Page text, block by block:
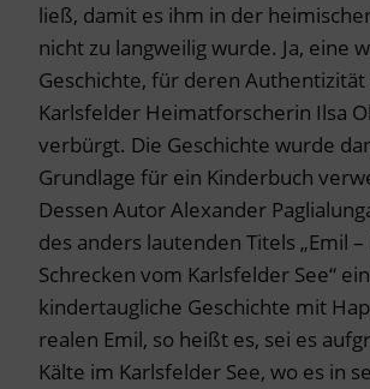
ließ, damit es ihm in der
nicht zu langweilig wurde. Ja, eine
Geschichte, für deren Authentizität
Karlsfelder Heimatforscherin Ilsa
verbürgt. Die Geschichte wurde
Grundlage für ein Kinderbuch
Dessen Autor Alexander
des anders lautenden Titels „Emil
Schrecken vom Karlsfelder See“
kindertaugliche Geschichte mit
realen Emil, so heißt es, sei es
Kälte im Karlsfelder See, wo es in